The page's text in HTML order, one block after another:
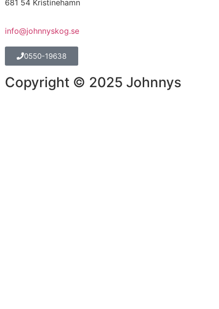
681 54 Kristinehamn
info@johnnyskog.se
0550-19638
Copyright © 2025 Johnnys